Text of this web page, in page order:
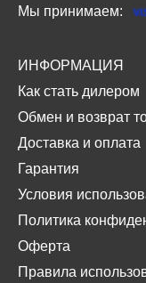
Мы принимаем:
ИНФОРМАЦИЯ
Как стать дилером
Обмен и возврат
Доставка и оплата
Гарантия
Условия
Политика
Оферта
Правила